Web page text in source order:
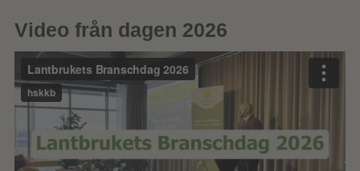
Video från dagen 2026